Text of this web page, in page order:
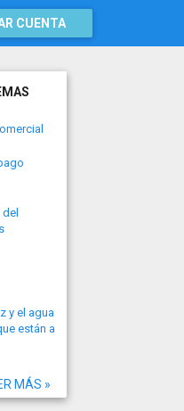
CUENTA
y el agua
están a
MÁS »